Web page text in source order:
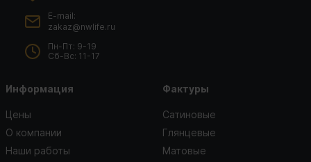
E-mail:
zakaz@nwlife.ru
Пн-Пт: 9-19
Сб-Вс: 11-17
Информация
Цены
О компании
Наши работы
Фактуры
Сатиновые
Глянцевые
Матовые